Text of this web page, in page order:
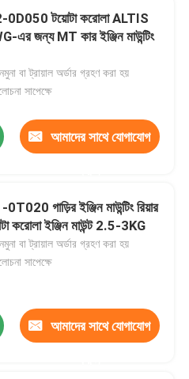
টয়োটা করোলা ALTIS
এর জন্য MT কার ইঞ্জিন মাউন্টিং
বা ট্রায়াল অর্ডার গ্রহণ করা হয়
সাপেক্ষে
আমাদের সাথে যোগাযোগ
গাড়ির ইঞ্জিন মাউন্টিং রিয়ার
করোলা ইঞ্জিন মাউন্ট 2.5-3KG
বা ট্রায়াল অর্ডার গ্রহণ করা হয়
সাপেক্ষে
আমাদের সাথে যোগাযোগ